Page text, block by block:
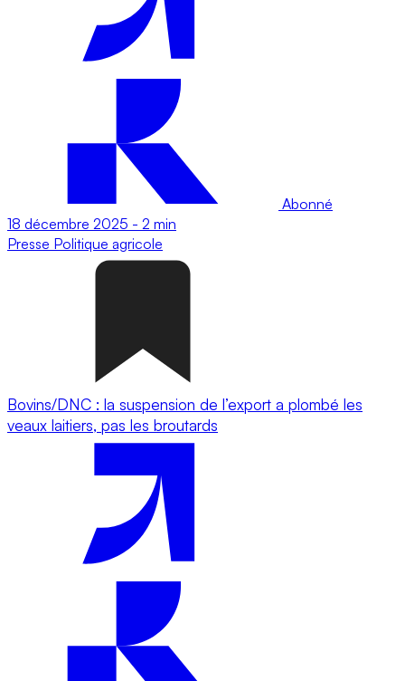
Abonné
18 décembre 2025 - 2 min
Presse Politique agricole
Bovins/DNC : la suspension de l’export a plombé les
veaux laitiers, pas les broutards